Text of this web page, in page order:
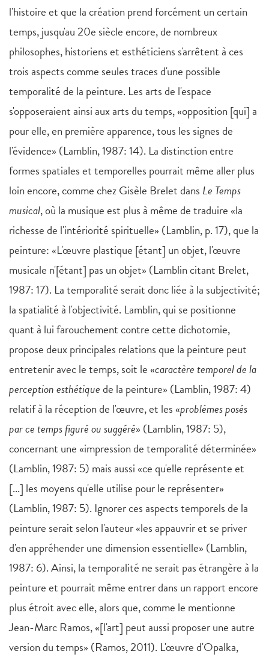
l'histoire et que la création prend forcément un certain
temps, jusqu'au 20e siècle encore, de nombreux
philosophes, historiens et esthéticiens s'arrêtent à ces
trois aspects comme seules traces d'une possible
temporalité de la peinture. Les arts de l'espace
s'opposeraient ainsi aux arts du temps, «opposition [qui] a
pour elle, en première apparence, tous les signes de
l'évidence» (Lamblin, 1987: 14). La distinction entre
formes spatiales et temporelles pourrait même aller plus
loin encore, comme chez Gisèle Brelet dans Le Temps
musical, où la musique est plus à même de traduire «la
richesse de l'intériorité spirituelle» (Lamblin, p. 17), que la
peinture: «L'œuvre plastique [étant] un objet, l'œuvre
musicale n'[étant] pas un objet» (Lamblin citant Brelet,
1987: 17). La temporalité serait donc liée à la subjectivité;
la spatialité à l'objectivité. Lamblin, qui se positionne
quant à lui farouchement contre cette dichotomie,
propose deux principales relations que la peinture peut
entretenir avec le temps, soit le «caractère temporel de la
perception esthétiquede la peinture» (Lamblin, 1987: 4)
relatif à la réception de l'œuvre, et les «problèmes posés
par ce temps figuré ou suggéré» (Lamblin, 1987: 5),
concernant une «impression de temporalité déterminée»
(Lamblin, 1987: 5) mais aussi «ce qu'elle représente et
[...] les moyens qu'elle utilise pour le représenter»
(Lamblin, 1987: 5). Ignorer ces aspects temporels de la
peinture serait selon l'auteur «les appauvrir et se priver
d'en appréhender une dimension essentielle» (Lamblin,
1987: 6). Ainsi, la temporalité ne serait pas étrangère à la
peinture et pourrait même entrer dans un rapport encore
plus étroit avec elle, alors que, comme le mentionne
Jean-Marc Ramos, «[l'art] peut aussi proposer une autre
version du temps» (Ramos, 2011). L'œuvre d'Opalka,